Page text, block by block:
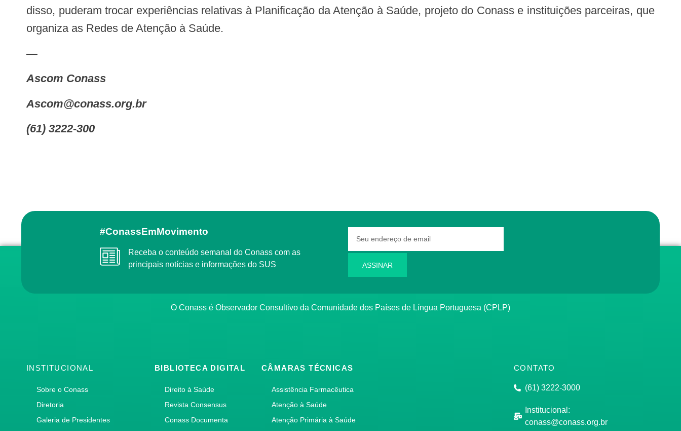
disso, puderam trocar experiências relativas à Planificação da Atenção à Saúde, projeto do Conass e instituições parceiras, que
organiza as Redes de Atenção à Saúde.
—
Ascom Conass
ascom@conass.org.br
(61) 3222-300
#ConassEmMovimento
Receba o conteúdo semanal do Conass com as
principais notícias e informações do SUS
ASSINAR
O Conass é Observador Consultivo da Comunidade dos Países de Língua Portuguesa (CPLP)
INSTITUCIONAL
Sobre o Conass
Diretoria
Galeria de Presidentes
BIBLIOTECA DIGITAL
Direito à Saúde
Revista Consensus
Conass Documenta
CÂMARAS TÉCNICAS
Assistência Farmacêutica
Atenção à Saúde
Atenção Primária à Saúde
CONTATO
(61) 3222-3000
Institucional:
conass@conass.org.br